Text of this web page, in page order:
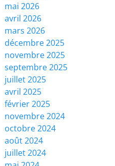
mai 2026
avril 2026
mars 2026
décembre 2025
novembre 2025
septembre 2025
juillet 2025
avril 2025
février 2025
novembre 2024
octobre 2024
août 2024
juillet 2024